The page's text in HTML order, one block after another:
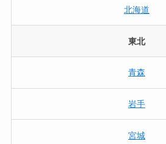
北海道
東北
青森
岩手
宮城